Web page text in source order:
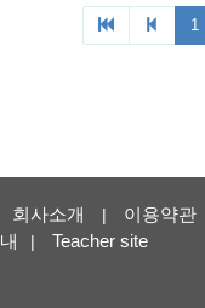
회사소개 | 이용약관
내
| Teacher site